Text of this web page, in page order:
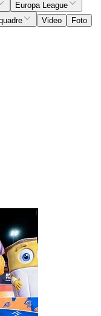
Europa League
Video
Foto